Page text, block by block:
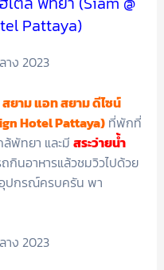
Pattaya)
สยาม แอท สยาม ดีไซน์
Hotel Pattaya) ที่พักที่
พัทยา และมี สระว่ายน้ำ
กินอาหารแล้วชมวิวไปด้วย
ปกรณ์ครบครัน พา